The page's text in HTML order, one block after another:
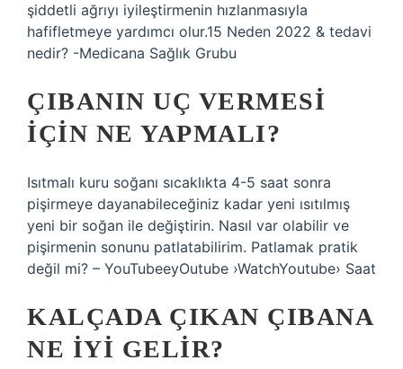
şiddetli ağrıyı iyileştirmenin hızlanmasıyla
hafifletmeye yardımcı olur.15 Neden 2022 & tedavi
nedir? -Medicana Sağlık Grubu
ÇIBANIN UÇ VERMESI
IÇIN NE YAPMALI?
Isıtmalı kuru soğanı sıcaklıkta 4-5 saat sonra
pişirmeye dayanabileceğiniz kadar yeni ısıtılmış
yeni bir soğan ile değiştirin. Nasıl var olabilir ve
pişirmenin sonunu patlatabilirim. Patlamak pratik
değil mi? – YouTubeeyOutube ›WatchYoutube› Saat
KALÇADA ÇIKAN ÇIBANA
NE IYI GELIR?